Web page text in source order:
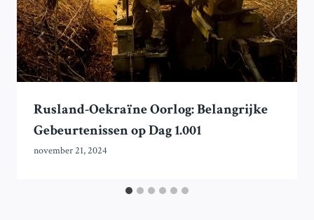
Rusland-Oekraïne Oorlog: Belangrijke
Gebeurtenissen op Dag 1.001
november 21, 2024